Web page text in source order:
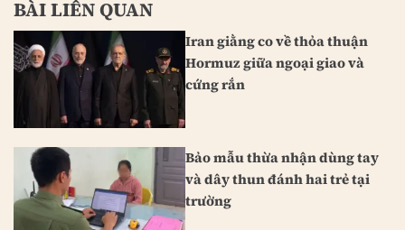
BÀI LIÊN QUAN
Iran giằng co về thỏa thuận
Hormuz giữa ngoại giao và
cứng rắn
Bảo mẫu thừa nhận dùng tay
và dây thun đánh hai trẻ tại
trường